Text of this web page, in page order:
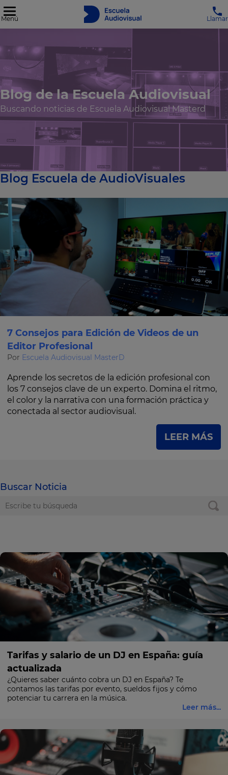
Menú Llamar
Blog de la Escuela Audiovisual
Buscando noticias de Escuela Audiovisual Masterd
Blog Escuela de AudioVisuales
7 Consejos para Edición de Videos de un
Editor Profesional
Por Escuela Audiovisual MasterD
Aprende los secretos de la edición profesional con
los 7 consejos clave de un experto. Domina el ritmo,
el color y la narrativa con una formación práctica y
conectada al sector audiovisual.
LEER MÁS
Buscar Noticia
Tarifas y salario de un DJ en España: guía
actualizada
¿Quieres saber cuánto cobra un DJ en España? Te
contamos las tarifas por evento, sueldos fijos y cómo
potenciar tu carrera en la música.
Leer más...